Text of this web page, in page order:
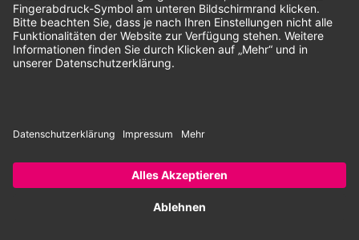
Unsere Zahlungsarten:
Rechnung SEPA-Lastschrift Vorkasse